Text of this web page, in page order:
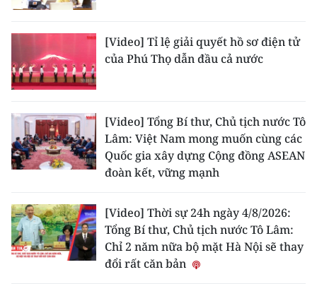
[Video] Tỉ lệ giải quyết hồ sơ điện tử
của Phú Thọ dẫn đầu cả nước
[Video] Tổng Bí thư, Chủ tịch nước Tô
Lâm: Việt Nam mong muốn cùng các
Quốc gia xây dựng Cộng đồng ASEAN
đoàn kết, vững mạnh
[Video] Thời sự 24h ngày 4/8/2026:
Tổng Bí thư, Chủ tịch nước Tô Lâm:
Chỉ 2 năm nữa bộ mặt Hà Nội sẽ thay
đổi rất căn bản